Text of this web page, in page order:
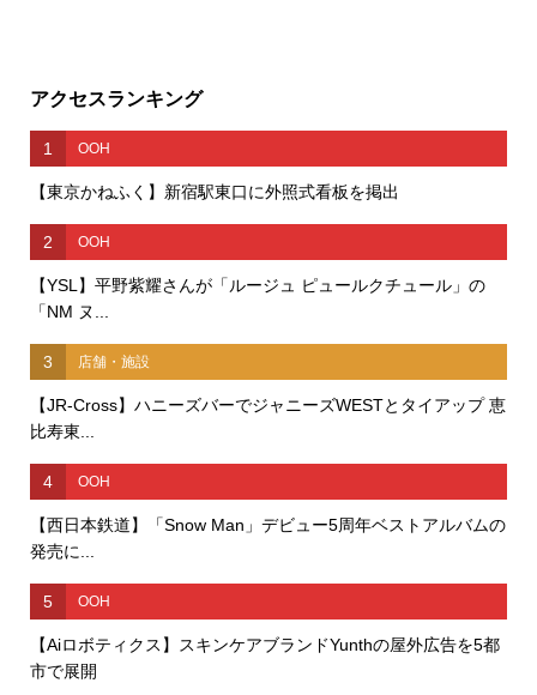
アクセスランキング
1 OOH
【東京かねふく】新宿駅東口に外照式看板を掲出
2 OOH
【YSL】平野紫耀さんが「ルージュ ピュールクチュール」の
「NM ヌ...
3 店舗・施設
【JR-Cross】ハニーズバーでジャニーズWESTとタイアップ 恵
比寿東...
4 OOH
【西日本鉄道】「Snow Man」デビュー5周年ベストアルバムの
発売に...
5 OOH
【Aiロボティクス】スキンケアブランドYunthの屋外広告を5都
市で展開